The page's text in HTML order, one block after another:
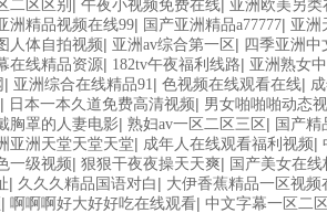
二区区别 | 午夜小视频免费在线| 亚洲欧美另
洲精品视频在线99| 国产亚洲精品a77777| 亚洲
人体自拍视频| 亚洲av综合第一区 | 四季亚洲中
在线精品资源| 182tv午夜福利线路| 亚洲熟女
| 亚洲综合在线精品91| 色视频在线观看在线|
| 日本一本久道免费高清视频| 男女啪啪啪动态
胸罩的人妻电影| 熟妇av一区二区三区 | 国产
亚洲天堂天堂天堂| 成年人在线观看福利视频|
一级视频| 狠狠干夜夜操天天爽| 国产美女在
| 久久久精品国语对白 | 大伊香蕉精品一区视频
| 啊啊啊好大好好吃在线观看| 中文字幕一区二